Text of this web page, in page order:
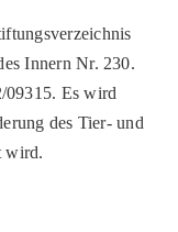
Innern Nr. 230.
09315. Es wird
des Tier- und
wird.